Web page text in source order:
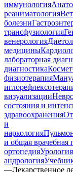
иммунология
реаниматология
болезни
трансфузиология
венерология
медицины
лабораторная
диагностика
физиотерапия
визуализации
состояния и
здравоохранения
и
наркология
и общая врачебная
ортопедия
андрология
—Лекарственное